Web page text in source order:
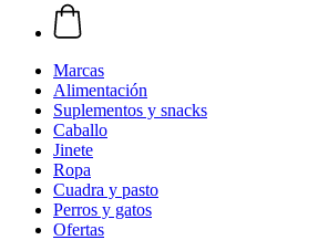
Marcas
Alimentación
Suplementos y snacks
Caballo
Jinete
Ropa
Cuadra y pasto
Perros y gatos
Ofertas